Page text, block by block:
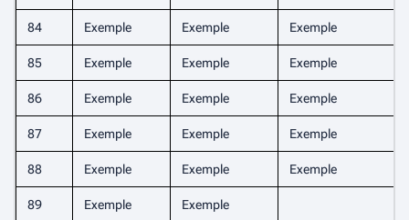
84 Exemple Exemple Exemple
85 Exemple Exemple Exemple
86 Exemple Exemple Exemple
87 Exemple Exemple Exemple
88 Exemple Exemple Exemple
89 Exemple Exemple